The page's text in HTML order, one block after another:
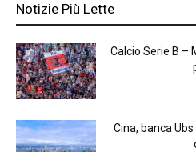
Notizie Più Lette
Calcio Serie B –
Cina, banca